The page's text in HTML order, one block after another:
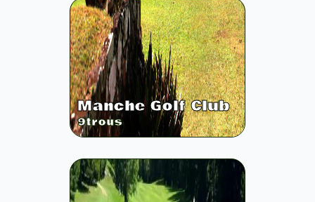
Manche Golf Club
9trous